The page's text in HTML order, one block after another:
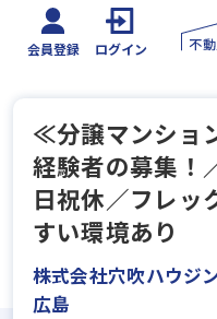
会員登録 ログイン
≪分譲マンショ
経験者の募集
日祝休／フレッ
すい環境あり
株式会社穴吹ハウジ
広島